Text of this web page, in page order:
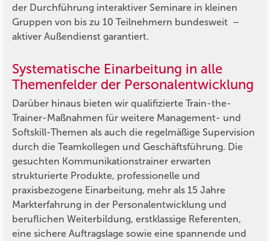
der Durchführung interaktiver Seminare in kleinen
Gruppen von bis zu 10 Teilnehmern bundesweit –
aktiver Außendienst garantiert.
Systematische Einarbeitung in alle
Themenfelder der Personalentwicklung
Darüber hinaus bieten wir qualifizierte Train-the-
Trainer-Maßnahmen für weitere Management- und
Softskill-Themen als auch die regelmäßige Supervision
durch die Teamkollegen und Geschäftsführung. Die
gesuchten Kommunikationstrainer erwarten
strukturierte Produkte, professionelle und
praxisbezogene Einarbeitung, mehr als 15 Jahre
Markterfahrung in der Personalentwicklung und
beruflichen Weiterbildung, erstklassige Referenten,
eine sichere Auftragslage sowie eine spannende und